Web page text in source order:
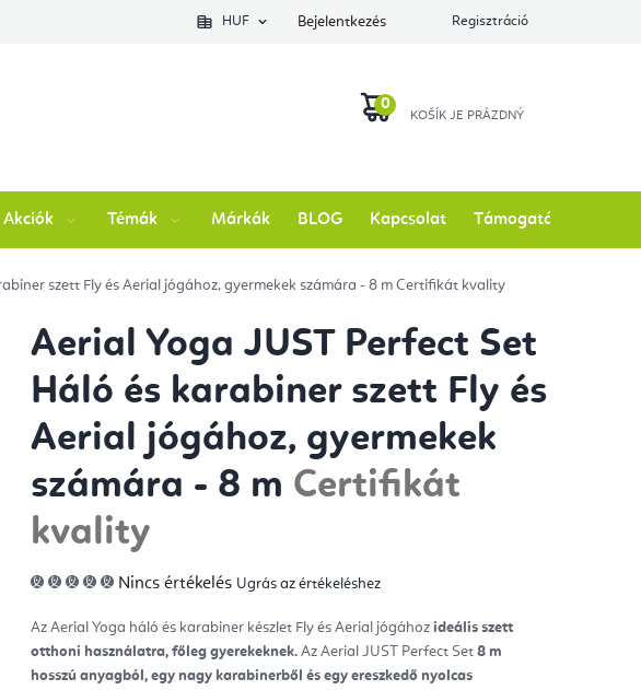
Ellenőrizze a rendelés állapotátHUF Bejelentkezés Regisztráció
Akciók Témák Márkák BLOG Kapcsolat Támogatás
szett Fly és Aerial jógához, gyermekek számára - 8 m Certifikát kvality
Aerial Yoga JUST Perfect Set
Háló és karabiner szett Fly és
Aerial jógához, gyermekek
számára - 8 m Certifikát
kvality
A
termék
5-
ből
0,0
csillag.
Nincs értékelés Ugrás az értékeléshez
Az Aerial Yoga háló és karabiner készlet Fly és Aerial jógához ideális szett
otthoni használatra, főleg gyerekeknek. Az Aerial JUST Perfect Set8 m
hosszú anyagból, egy nagy karabinerből és egy ereszkedő nyolcas